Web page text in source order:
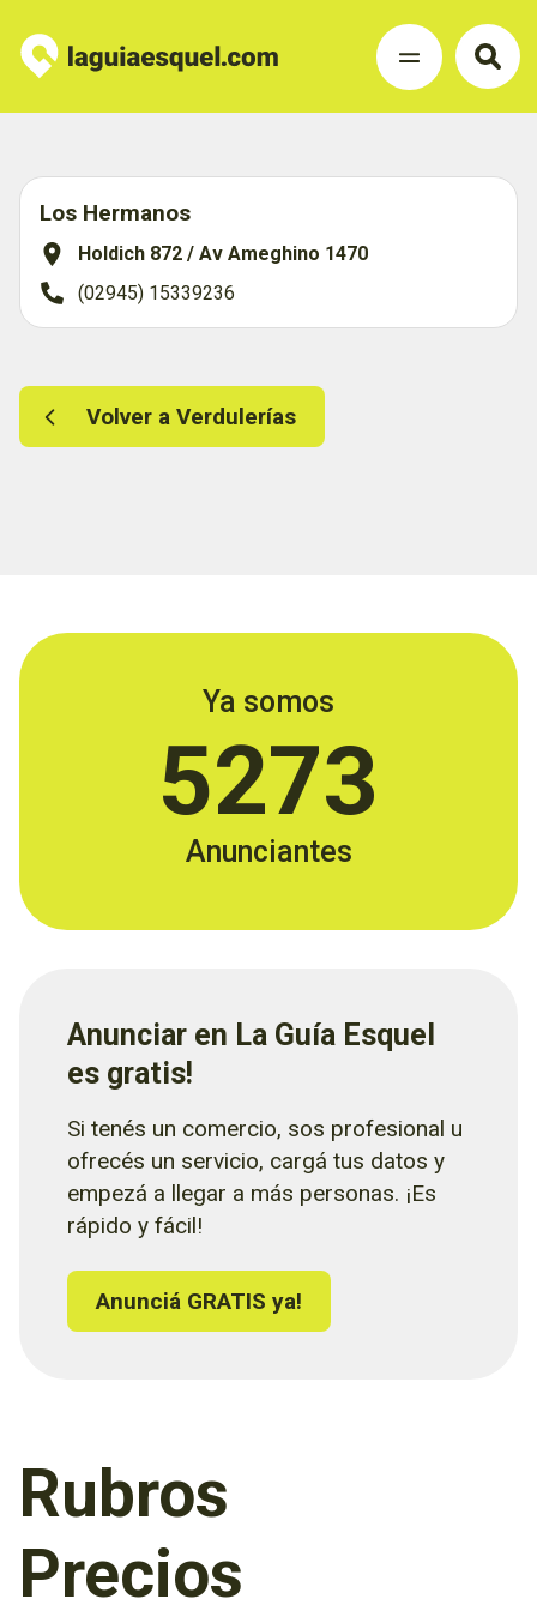
Los Hermanos
Holdich 872 / Av Ameghino 1470
(02945) 15339236
Volver a Verdulerías
Ya somos
5273
Anunciantes
Anunciar en La Guía Esquel
es gratis!
Si tenés un comercio, sos profesional u
ofrecés un servicio, cargá tus datos y
empezá a llegar a más personas. ¡Es
rápido y fácil!
Anunciá GRATIS ya!
Rubros
Precios